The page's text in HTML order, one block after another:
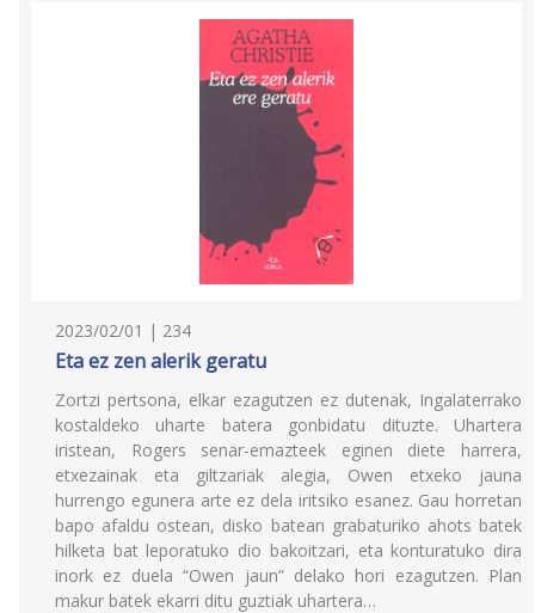
2023/02/01 | 234
Eta ez zen alerik geratu
Zortzi pertsona, elkar ezagutzen ez dutenak, Ingalaterrako
kostaldeko uharte batera gonbidatu dituzte. Uhartera
iristean, Rogers senar-emazteek eginen diete harrera,
etxezainak eta giltzariak alegia, Owen etxeko jauna
hurrengo egunera arte ez dela iritsiko esanez. Gau horretan
bapo afaldu ostean, disko batean grabaturiko ahots batek
hilketa bat leporatuko dio bakoitzari, eta konturatuko dira
inork ez duela “Owen jaun” delako hori ezagutzen. Plan
makur batek ekarri ditu guztiak uhartera…